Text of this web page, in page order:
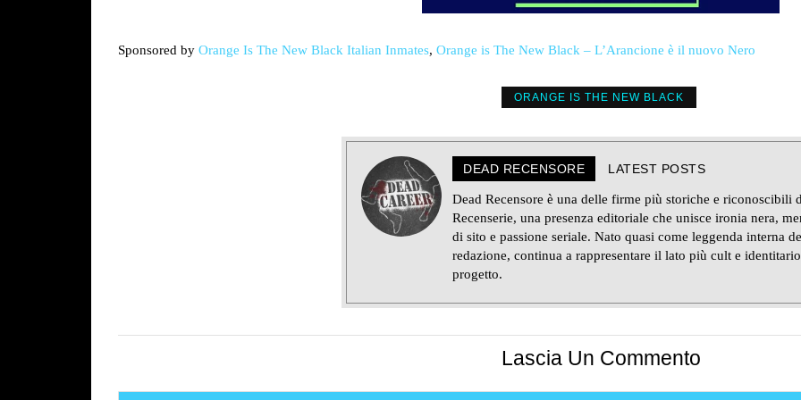
Sponsored by Orange Is The New Black Italian Inmates, Orange is The New Black – L’Arancione è il nuovo Nero
ORANGE IS THE NEW BLACK
DEAD RECENSORE LATEST POSTS
Dead Recensore è una delle firme più storiche e riconoscibili
Recenserie, una presenza editoriale che unisce ironia nera,
di sito e passione seriale. Nato quasi come leggenda interna
redazione, continua a rappresentare il lato più cult e
progetto.
Lascia Un Commento